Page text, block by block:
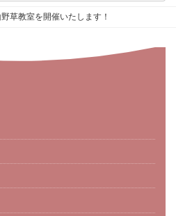
草教室を開催いたします！